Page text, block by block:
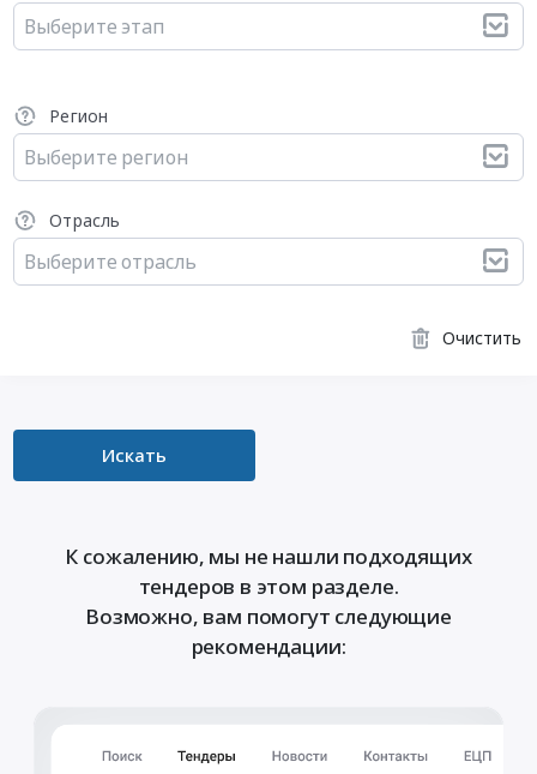
Выберите этап
Регион
Выберите регион
Отрасль
Выберите отрасль
Очистить
Искать
К сожалению, мы не нашли подходящих
тендеров в этом разделе.
Возможно, вам помогут следующие
рекомендации: